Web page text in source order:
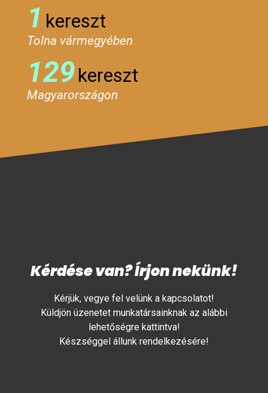
1 kereszt
Tolna vármegyében
129kereszt
Magyarországon
Kérdése van? Írjon nekünk!
Kérjük, vegye fel velünk a kapcsolatot!
Küldjön üzenetet munkatársainknak az alábbi
lehetőségre kattintva!
Készséggel állunk rendelkezésére!